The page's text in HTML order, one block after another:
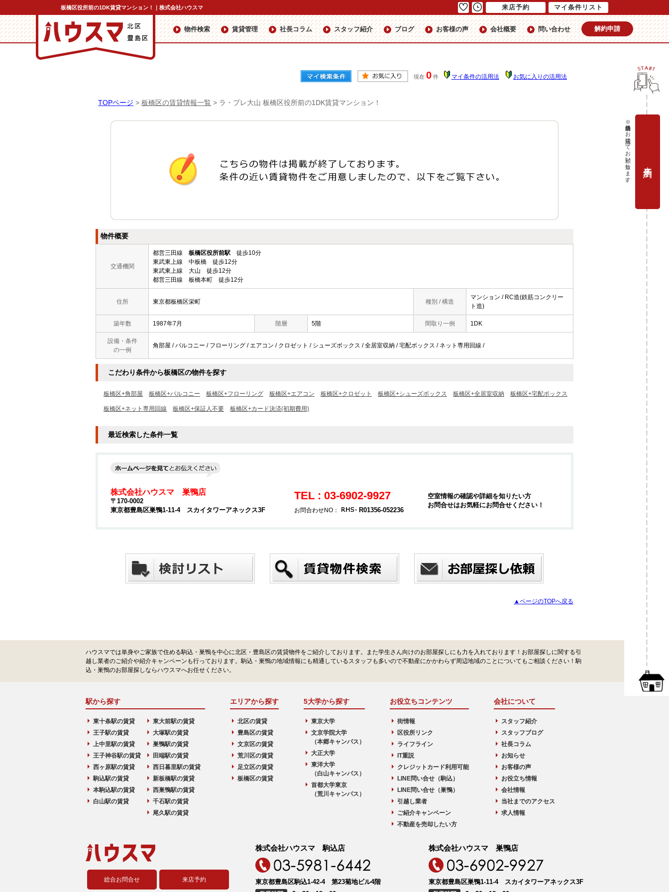
板橋区役所前の1DK賃貸マンション！｜株式会社ハウスマ
物件検索 賃貸管理 社長コラム スタッフ紹介 ブログ お客様の声 会社概要 問い合わせ 解約申請
現在 0 件 マイ条件の活用法 お気に入りの活用法
TOPページ > 板橋区の賃貸情報一覧 > ラ・プレ大山 板橋区役所前の1DK賃貸マンション！
物件概要
交通機関
都営三田線 板橋区役所前駅 徒歩10分
東武東上線 中板橋 徒歩12分
東武東上線 大山 徒歩12分
都営三田線 板橋本町 徒歩12分
住所 東京都板橋区栄町 種別 / 構造
マンション / RC造(鉄筋コンクリー
ト造)
築年数 1987年7月 階層 5階 間取り一例 1DK
設備・条件
の一例
角部屋 / バルコニー / フローリング / エアコン / クロゼット / シューズボックス / 全居室収納 / 宅配ボックス / ネット専用回線 /
こだわり条件から板橋区の物件を探す
板橋区+角部屋 板橋区+バルコニー 板橋区+フローリング 板橋区+エアコン 板橋区+クロゼット 板橋区+シューズボックス 板橋区+全居室収納 板橋区+宅配ボックス
板橋区+ネット専用回線 板橋区+保証人不要 板橋区+カード決済(初期費用)
最近検索した条件一覧
株式会社ハウスマ 巣鴨店
〒170-0002
東京都豊島区巣鴨1-11-4 スカイタワーアネックス3F
TEL : 03-6902-9927
お問合わせNO： R01356-052236
空室情報の確認や詳細を知りたい方
お問合せはお気軽にお問合せください！
▲ページのTOPへ戻る
ハウスマでは単身やご家族で住める駒込・巣鴨を中心に北区・豊島区の賃貸物件をご紹介しております。また学生さん向けのお部屋探しにも力を入れております！お部屋探しに関する引
越し業者のご紹介や紹介キャンペーンも行っております。駒込・巣鴨の地域情報にも精通しているスタッフも多いので不動産にかかわらず周辺地域のことについてもご相談ください！駒
込・巣鴨のお部屋探しならハウスマへお任せください。
駅から探す
東十条駅の賃貸
王子駅の賃貸
上中里駅の賃貸
王子神谷駅の賃貸
西ヶ原駅の賃貸
駒込駅の賃貸
本駒込駅の賃貸
白山駅の賃貸
東大前駅の賃貸
大塚駅の賃貸
巣鴨駅の賃貸
田端駅の賃貸
西日暮里駅の賃貸
新板橋駅の賃貸
西巣鴨駅の賃貸
千石駅の賃貸
尾久駅の賃貸
エリアから探す
北区の賃貸
豊島区の賃貸
文京区の賃貸
荒川区の賃貸
足立区の賃貸
板橋区の賃貸
5大学から探す
東京大学
文京学院大学
（本郷キャンパス）
大正大学
東洋大学
（白山キャンパス）
首都大学東京
（荒川キャンパス）
お役立ちコンテンツ
街情報
区役所リンク
ライフライン
IT重説
クレジットカード利用可能
LINE問い合せ（駒込）
LINE問い合せ（巣鴨）
引越し業者
ご紹介キャンペーン
不動産を売却したい方
会社について
スタッフ紹介
スタッフブログ
社長コラム
お知らせ
お客様の声
お役立ち情報
会社情報
当社までのアクセス
求人情報
総合お問合せ 来店予約
株式会社ハウスマ 駒込店
東京都豊島区駒込1-42-4 第23菊地ビル4階
株式会社ハウスマ 巣鴨店
東京都豊島区巣鴨1-11-4 スカイタワーアネックス3F
来店予約 マイ条件リスト
※当日予約はお電話にてお願い致します。